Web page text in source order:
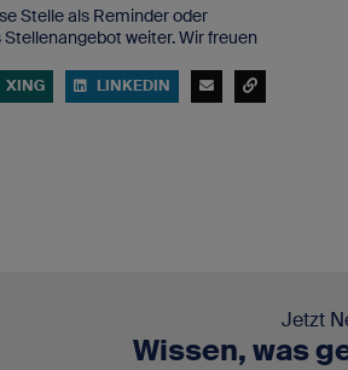
Stelle als Reminder oder
weiter. Wir freuen
XING LINKEDIN
Jetzt
Wissen, was